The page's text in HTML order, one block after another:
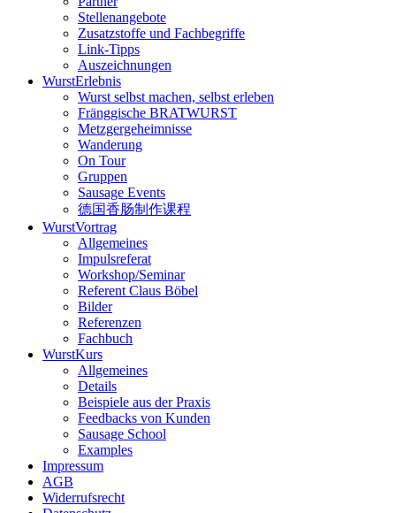
Stellenangebote
Zusatzstoffe und Fachbegriffe
Link-Tipps
Auszeichnungen
WurstErlebnis
Wurst selbst machen, selbst erleben
Fränggische BRATWURST
Metzgergeheimnisse
Wanderung
On Tour
Gruppen
Sausage Events
德国香肠制作课程
WurstVortrag
Allgemeines
Impulsreferat
Workshop/Seminar
Referent Claus Böbel
Bilder
Referenzen
Fachbuch
WurstKurs
Allgemeines
Details
Beispiele aus der Praxis
Feedbacks von Kunden
Sausage School
Examples
Impressum
AGB
Widerrufsrecht